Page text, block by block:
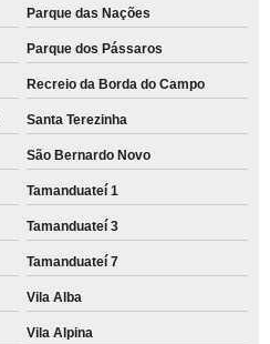
Parque das Nações
Parque dos Pássaros
Recreio da Borda do Campo
Santa Terezinha
São Bernardo Novo
Tamanduateí 1
Tamanduateí 3
Tamanduateí 7
Vila Alba
Vila Alpina